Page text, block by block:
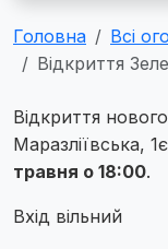
Головна
Всі
Відкриття
Відкриття
Маразліївська,
травня о 18:00.
Вхід вільний